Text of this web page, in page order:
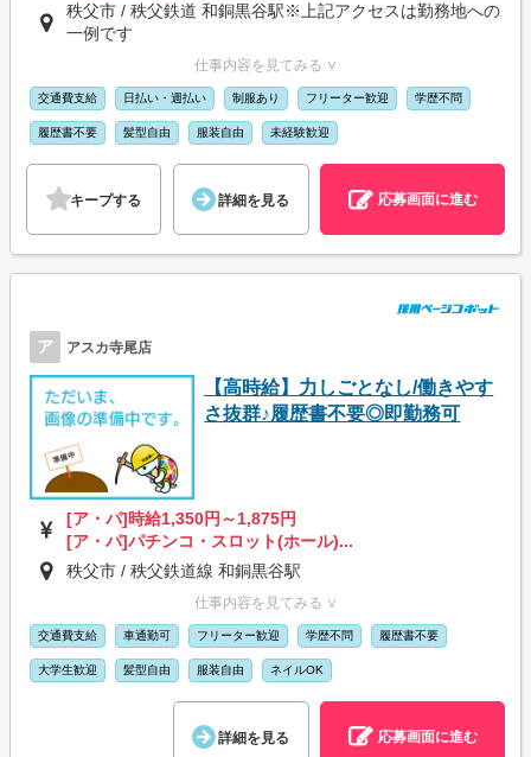
秩父市 / 秩父鉄道 和銅黒谷駅※上記アクセスは勤務地への
一例です
仕事内容を見てみる ∨
交通費支給 日払い・週払い 制服あり フリーター歓迎 学歴不問
履歴書不要 髪型自由 服装自由 未経験歓迎
キープする 詳細を見る 応募画面に進む
ア アスカ寺尾店
【高時給】力しごとなし/働きやす
さ抜群♪履歴書不要◎即勤務可
[ア・パ]時給1,350円～1,875円
[ア・パ]パチンコ・スロット(ホール)...
秩父市 / 秩父鉄道線 和銅黒谷駅
仕事内容を見てみる ∨
交通費支給 車通勤可 フリーター歓迎 学歴不問 履歴書不要
大学生歓迎 髪型自由 服装自由 ネイルOK
詳細を見る 応募画面に進む